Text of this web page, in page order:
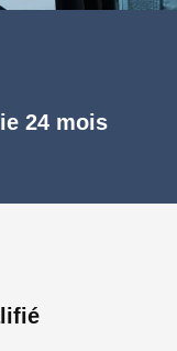
24 mois